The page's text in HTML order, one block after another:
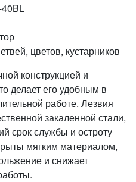
цветов, кустарников
конструкцией и
делает его удобным в
работе. Лезвия
закаленной стали,
срок службы и остроту
мягким материалом,
и снижает